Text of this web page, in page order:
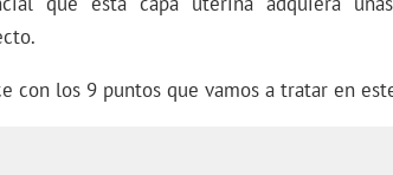
con los 9 puntos que vamos a tratar en